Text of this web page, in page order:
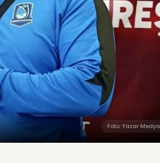
Foto: Yazar Medya